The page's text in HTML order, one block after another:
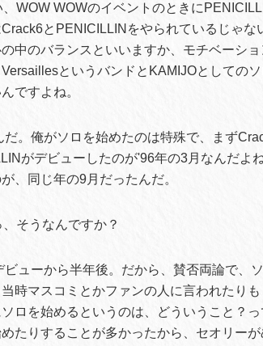
、WOW WOWのイベントのときに
とPENICILLINをやられているじゃな
中のバランスといいますか、モチベーシ
というバンドとKAMIJOとしての
ですよね。
だ。俺がソロを始めたのは特殊で、まず
がデビューしたのが'96年の3月なんだよ
、同じ年の9月だったんだ。
、そうなんですか？
ビューから半年後。だから、賛否両論で、
時マスコミとかファンの人に言われたり
ロを始めるというのは、どういうこと？
たりすることが多かったから、セオリー